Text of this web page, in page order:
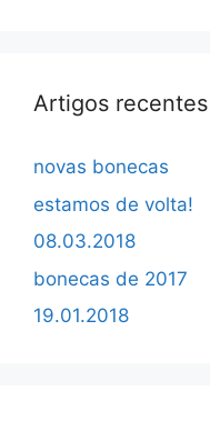
Artigos recentes
novas bonecas
estamos de volta!
08.03.2018
bonecas de 2017
19.01.2018